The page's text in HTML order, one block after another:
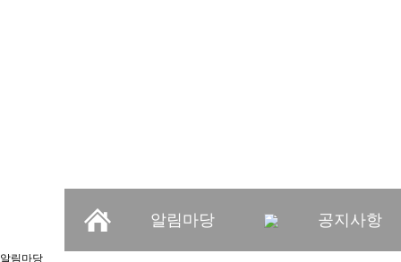
알림마당 공지사항
알림마당